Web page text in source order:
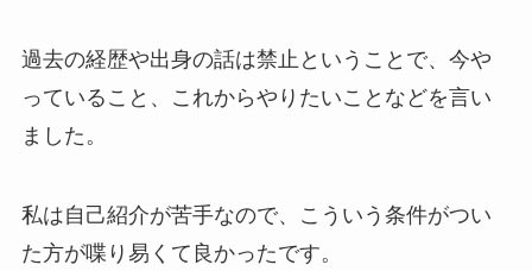
過去の経歴や出身の話は禁止ということで、今や
っていること、これからやりたいことなどを言い
ました。
私は自己紹介が苦手なので、こういう条件がつい
た方が喋り易くて良かったです。